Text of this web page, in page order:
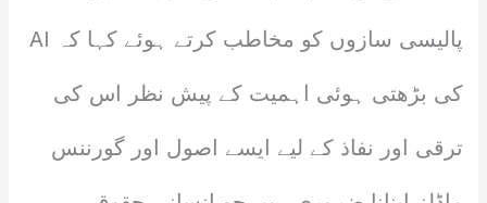
پالیسی سازوں کو مخاطب کرتے ہوئے کہا کہ AI
کی بڑھتی ہوئی اہمیت کے پیش نظر اس کی
ترقی اور نفاذ کے لیے ایسے اصول اور گورننس